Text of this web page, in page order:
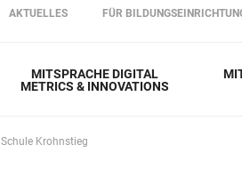
Direkt zum Inhalt
AKTUELLES FÜR
MITSPRACHE DIGITAL
METRICS & INNOVATIONS
Schule Krohnstieg